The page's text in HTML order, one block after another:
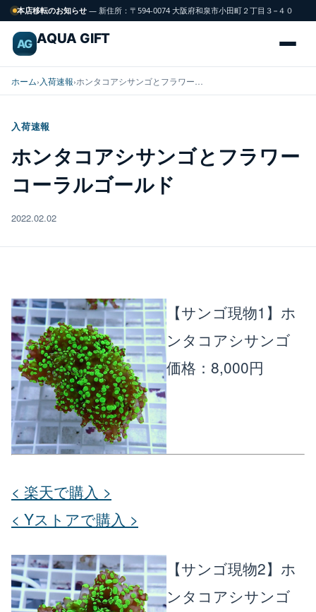
本店移転のお知らせ — 新住所：〒594-0074 大阪府和泉市小田町２丁目３−４０
AG AQUA GIFT
海
水
魚
FISH
水槽TANK
R 楽天店で購入 ↗
Y!Yahoo!店↗
ホーム› 入荷速報›ホンタコアシサンゴとフラワー…
入荷速報
ホンタコアシサンゴとフラワー
コーラルゴールド
2022.02.02
【サンゴ現物1】ホ
ンタコアシサンゴ
価格：8,000円
< 楽天で購入 >
< Yストアで購入 >
【サンゴ現物2】ホ
ンタコアシサンゴ